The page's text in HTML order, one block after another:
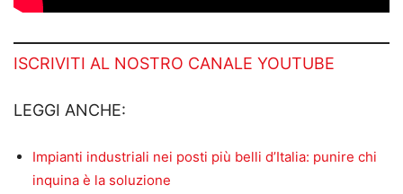
ISCRIVITI AL NOSTRO CANALE YOUTUBE
LEGGI ANCHE:
Impianti industriali nei posti più belli d’Italia: punire chi
inquina è la soluzione